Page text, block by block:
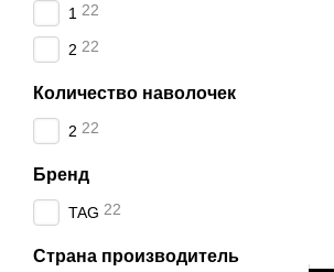
1 22
2 22
Количество наволочек
2 22
Бренд
TAG 22
Страна производитель